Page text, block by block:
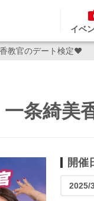
イベ
教官のデート検定❤
一条綺美
開催
2025/